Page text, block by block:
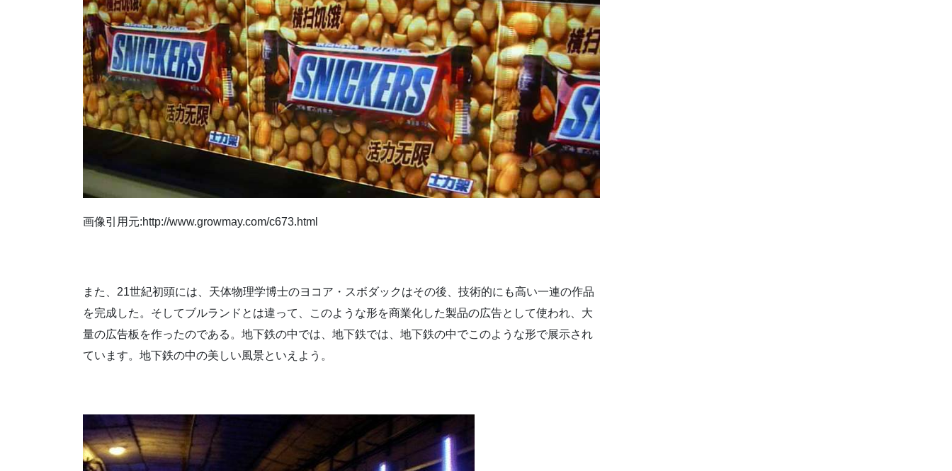
画像引用元:http://www.growmay.com/c673.html
また、21世紀初頭には、天体物理学博士のヨコア・スボダックはその後、技術的にも高い一連の作品
を完成した。そしてブルランドとは違って、このような形を商業化した製品の広告として使われ、大
量の広告板を作ったのである。地下鉄の中では、地下鉄では、地下鉄の中でこのような形で展示され
ています。地下鉄の中の美しい風景といえよう。